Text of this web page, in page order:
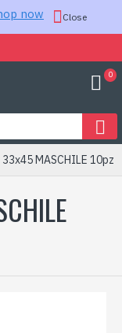
now Close
0
MASCHILE 10pz